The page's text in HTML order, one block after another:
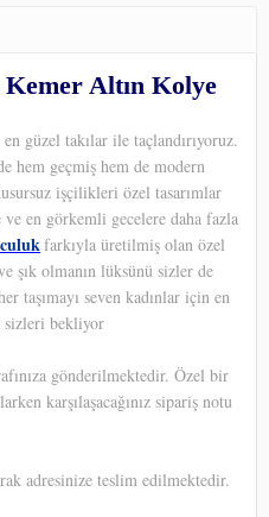
Kemer Altın Kolye
güzel takılar ile taçlandırıyoruz.
hem geçmiş hem de modern
işçilikleri özel tasarımlar
en görkemli gecelere daha fazla
farkıyla üretilmiş olan özel
şık olmanın lüksünü sizler de
taşımayı seven kadınlar için en
sizleri bekliyor
gönderilmektedir. Özel bir
karşılaşacağınız sipariş notu
adresinize teslim edilmektedir.